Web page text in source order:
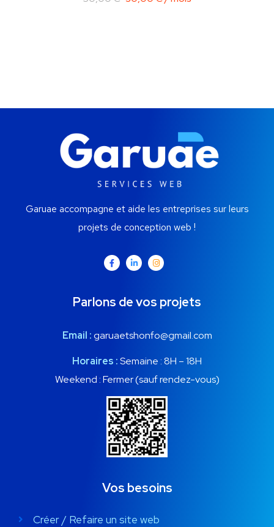
Garuae accompagne et aide les entreprises sur leurs
projets de conception web !
Parlons de vos projets
Email :garuaetshonfo@gmail.com
Horaires :Semaine : 8H – 18H
Weekend : Fermer (sauf rendez-vous)
Vos besoins
Créer / Refaire un site web